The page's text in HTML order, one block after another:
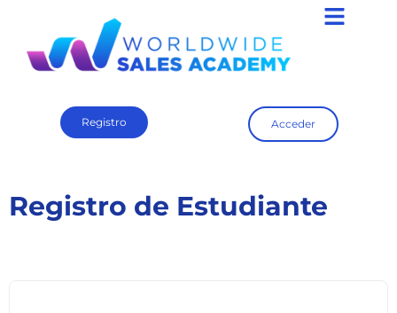
Registro Acceder
Registro de Estudiante